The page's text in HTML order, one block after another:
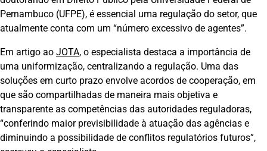
Pernambuco (UFPE), é essencial uma regulação do setor, que
atualmente conta com um “número excessivo de agentes”.
Em artigo ao JOTA, o especialista destaca a importância de
uma uniformização, centralizando a regulação. Uma das
soluções em curto prazo envolve acordos de cooperação, em
que são compartilhadas de maneira mais objetiva e
transparente as competências das autoridades reguladoras,
“conferindo maior previsibilidade à atuação das agências e
diminuindo a possibilidade de conflitos regulatórios futuros”,